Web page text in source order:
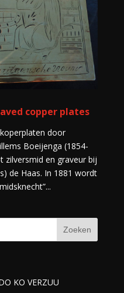
copper plates
door
Boeijenga (1854-
zilversmid en graveur bij
de Haas. In 1881 wordt
KO VERZUU